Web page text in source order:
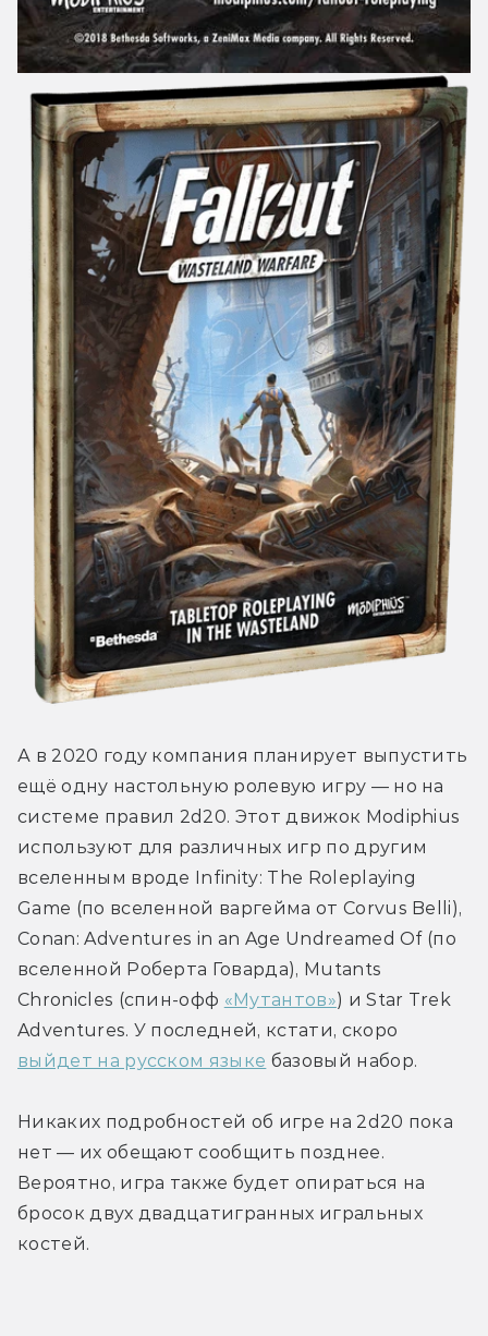
А в 2020 году компания планирует выпустить
ещё одну настольную ролевую игру — но на
системе правил 2d20. Этот движок Modiphius
используют для различных игр по другим
вселенным вроде Infinity: The Roleplaying
Game (по вселенной варгейма от Corvus Belli),
Conan: Adventures in an Age Undreamed Of (по
вселенной Роберта Говарда), Mutants
Chronicles (спин-офф «Мутантов») и Star Trek
выйдет на русском языке базовый набор.
Никаких подробностей об игре на 2d20 пока
нет — их обещают сообщить позднее.
Вероятно, игра также будет опираться на
бросок двух двадцатигранных игральных
костей.